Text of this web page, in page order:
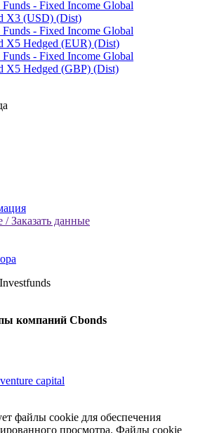
- Fixed Income Global
X3 (USD) (Dist)
- Fixed Income Global
X5 Hedged (EUR) (Dist)
- Fixed Income Global
X5 Hedged (GBP) (Dist)
Заказать данные
компаний Cbonds
capital
файлы cookie для обеспечения
просмотра. Файлы cookie